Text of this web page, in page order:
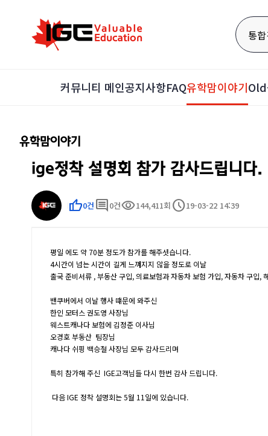
통
커뮤니티 메인공지사항FAQ유학맘이야기
유학맘이야기
ige정착 설명회 참가 감사드립니다.
thumb_up0건 comment 0건visibility144,411회 schedule19-03-22 14:39
평일 에도 약 70분 정도가 참가를 해주셧습니다.
4시간이 넘는 시간이 길게 느껴지지 않을 정도로 이날
출국 준비서류 , 부동산 구입, 의료보험과 자동차 보험 가입, 자동차 구입,
밴쿠버에서 이날 행사 떄문에 와주신
한인 모터스 권도영 사장님
웨스트캐나다 보험에 김정준 이사님
오경호 부동산 팀장님
캐나다 쉬핑 백승철 사장님 모두 감사드리며
특히 참가해 주신 IGE고객님들 다시 한번 감사 드립니다.
다음 IGE 정착 설명회는 5월 11일에 있습니다.